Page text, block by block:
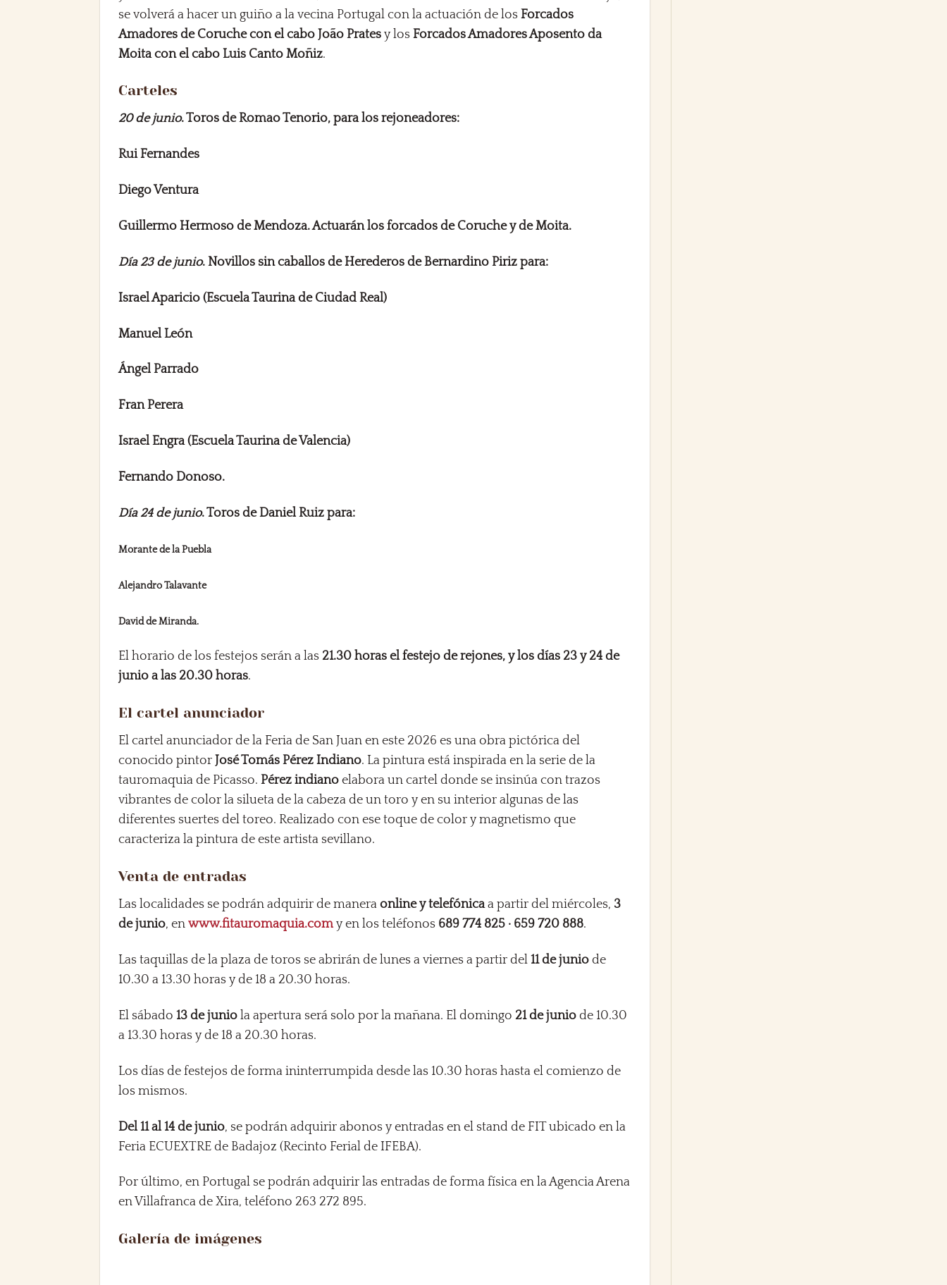
se volverá a hacer un guiño a la vecina Portugal con la actuación de losForcados
Amadores de Coruche con el cabo João Prates y losForcados Amadores Aposento da
Moita con el cabo Luis Canto Moñiz.
Carteles
20 de junio. Toros de Romao Tenorio, para los rejoneadores:
Rui Fernandes
Diego Ventura
Guillermo Hermoso de Mendoza. Actuarán los forcados de Coruche y de Moita.
Día 23 de junio. Novillos sin caballos de Herederos de Bernardino Piriz para:
Israel Aparicio (Escuela Taurina de Ciudad Real)
Manuel León
Ángel Parrado
Fran Perera
Israel Engra (Escuela Taurina de Valencia)
Fernando Donoso.
Día 24 de junio. Toros de Daniel Ruiz para:
Morante de la Puebla
Alejandro Talavante
David de Miranda.
El horario de los festejos serán a las21.30 horas el festejo de rejones, y los días 23 y 24 de
junio a las 20.30 horas.
El cartel anunciador
El cartel anunciador de la Feria de San Juan en este 2026 es una obra pictórica del
conocido pintor José Tomás Pérez Indiano. La pintura está inspirada en la serie de la
tauromaquia de Picasso.Pérez indiano elabora un cartel donde se insinúa con trazos
vibrantes de color la silueta de la cabeza de un toro y en su interior algunas de las
diferentes suertes del toreo. Realizado con ese toque de color y magnetismo que
caracteriza la pintura de este artista sevillano.
Venta de entradas
Las localidades se podrán adquirir de maneraonline y telefónicaa partir del miércoles, 3
de junio, enwww.fitauromaquia.com y en los teléfonos 689 774 825 · 659 720 888.
Las taquillas de la plaza de toros se abrirán de lunes a viernes a partir del11 de junio de
10.30 a 13.30 horas y de 18 a 20.30 horas.
El sábado13 de junio la apertura será solo por la mañana. El domingo21 de junio de 10.30
a 13.30 horas y de 18 a 20.30 horas.
Los días de festejos de forma ininterrumpida desde las 10.30 horas hasta el comienzo de
los mismos.
Del 11 al 14 de junio, se podrán adquirir abonos y entradas en el stand de FIT ubicado en la
Feria ECUEXTRE de Badajoz (Recinto Ferial de IFEBA).
Por último, en Portugal se podrán adquirir las entradas de forma física en la Agencia Arena
en Villafranca de Xira, teléfono 263 272 895.
Galería de imágenes